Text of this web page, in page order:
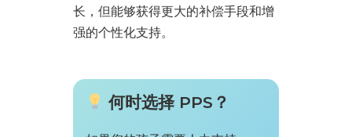
长，但能够获得更大的补偿手段和增
强的个性化支持。
何时选择 PPS？